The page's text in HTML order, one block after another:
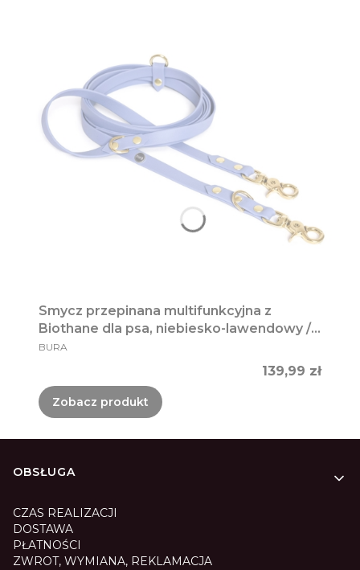
Smycz przepinana multifunkcyjna z
Biothane dla psa, niebiesko-lawendowy /
Magic Paws
PRODUCENT
BURA
Cena
139,99 zł
Zobacz produkt
Linki w stopce
OBSŁUGA
CZAS REALIZACJI
DOSTAWA
PŁATNOŚCI
ZWROT, WYMIANA, REKLAMACJA